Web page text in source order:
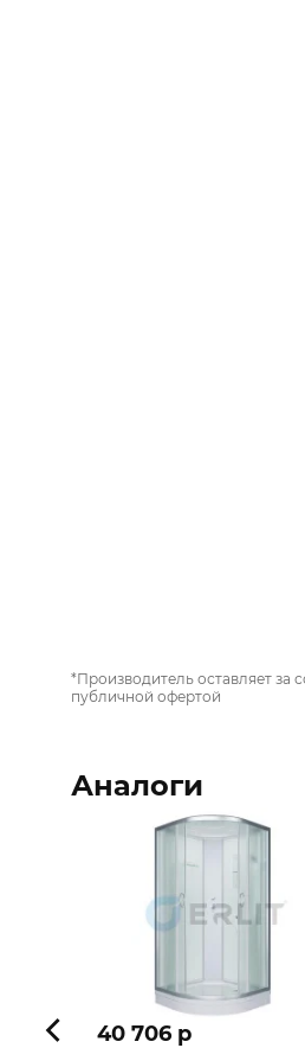
*Производитель оставляет за
публичной офертой
Аналоги
40 706 p